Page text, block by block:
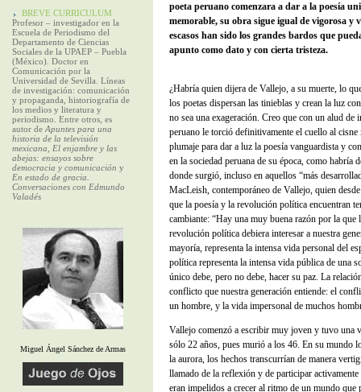
BREVE CURRICULUM
Profesor – investigador en la
Escuela de Periodismo del
Departamento de Ciencias
Sociales de la UPAEP – Puebla
(México). Doctor en
Comunicación por la
Universidad de Sevilla. Líneas
de investigación: comunicación
y propaganda, historiografía de
los medios y literatura y
periodismo. Entre otros, es
autor de Apuntes para una
historia de la televisión
mexicana, El enjambre y las
abejas: ensayos sobre
democracia y comunicación y
En estado de gracia.
Conversaciones con Edmundo
Valadés
Miguel Ángel Sánchez de Armas
poeta peruano comenzara a dar a la poesía
memorable, su obra sigue igual de vigorosa y
escasos han sido los grandes bardos que
apunto como dato y con cierta tristeza.
¿Habría quien dijera de Vallejo, a su muerte, lo
los poetas dispersan las tinieblas y crean la luz
no sea una exageración. Creo que con un alud
peruano le torció definitivamente el cuello al
plumaje para dar a luz la poesía vanguardista y
en la sociedad peruana de su época, como habría
donde surgió, incluso en aquellos “más
MacLeish, contemporáneo de Vallejo, quien
que la poesía y la revolución política encuentran
cambiante: “Hay una muy buena razón por la que
revolución política debiera interesar a nuestra
mayoría, representa la intensa vida personal del
política representa la intensa vida pública de una
único debe, pero no debe, hacer su paz. La
conflicto que nuestra generación entiende: el
un hombre, y la vida impersonal de muchos
Vallejo comenzó a escribir muy joven y tuvo una
sólo 22 años, pues murió a los 46. En su mundo
la aurora, los hechos transcurrían de manera
llamado de la reflexión y de participar
eran impelidos a crecer al ritmo de un mundo que